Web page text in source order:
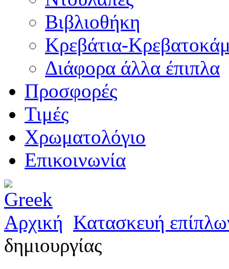
Βιβλιοθήκη
Κρεβάτια-
Διάφορα άλλα έπιπλα
Προσφορές
Τιμές
Χρωματολόγιο
Επικοινωνία
Αρχική Κατασκευή
δημιουργίας